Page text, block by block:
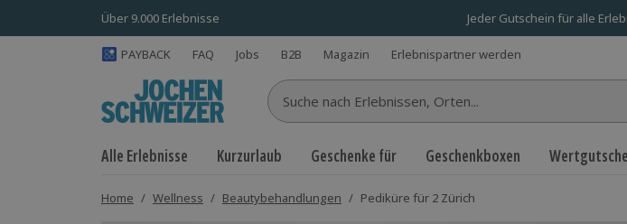
Über 9.000 Erlebnisse Jeder Gutschein für alle
PAYBACK FAQ Jobs B2B Magazin Erlebnispartner werden
Suche nach Erlebnissen...
Alle Erlebnisse Kurzurlaub Geschenke für Geschenkboxen
Home / Wellness / Beautybehandlungen / Pediküre für 2 Zürich